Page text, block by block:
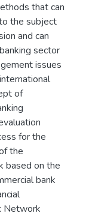
that can
the subject
and can
sector
issues
of
for the
the
based on the
bank
Network